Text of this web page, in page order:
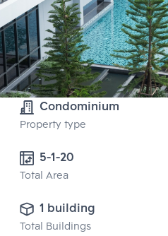
Condominium
Property type
5-1-20
Total Area
1 building
Total Buildings